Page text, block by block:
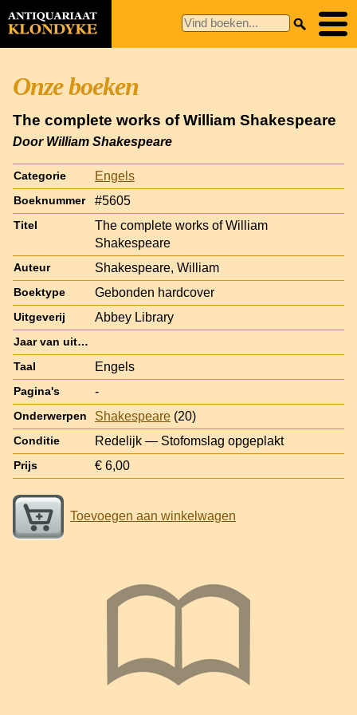
Onze boeken
The complete works of William Shakespeare
Door William Shakespeare
Categorie Engels
Boeknummer #5605
Titel
The complete works of William
Shakespeare
Auteur Shakespeare, William
Boektype Gebonden hardcover
Uitgeverij Abbey Library
Jaar van uitgave
Taal Engels
Pagina's -
Onderwerpen Shakespeare (20)
Conditie Redelijk — Stofomslag opgeplakt
Prijs € 6,00
Toevoegen aan winkelwagen